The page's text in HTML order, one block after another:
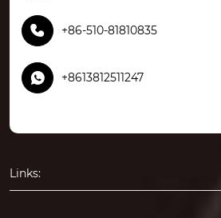
 +86-510-81810835
 +8613812511247
Links: